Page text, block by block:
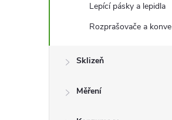
Lepící pásky a lepidla
Rozprašovače a konve
Sklizeň
Měření